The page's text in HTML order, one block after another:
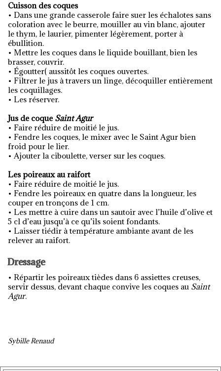
Cuisson des coques
• Dans une grande casserole faire suer les échalotes sans
coloration avec le beurre, mouiller au vin blanc, ajouter
le thym, le laurier, pimenter légèrement, porter à
ébullition.
• Mettre les coques dans le liquide bouillant, bien les
brasser, couvrir.
• Égoutter( aussitôt les coques ouvertes.
• Filtrer le jus à travers un linge, décoquiller entièrement
les coquillages.
• Les réserver.
Jus de coque Saint Agur
• Faire réduire de moitié le jus.
• Fendre les coques, le mixer avec le Saint Agur bien
froid pour le lier.
• Ajouter la ciboulette, verser sur les coques.
Les poireaux au raifort
• Faire réduire de moitié le jus.
• Fendre les poireaux en quatre dans la longueur, les
couper en tronçons de 1 cm.
• Les mettre à cuire dans un sautoir avec l’huile d’olive et
5 cl d’eau jusqu’à ce qu’ils soient fondants.
• Laisser tiédir à température ambiante avant de les
relever au raifort.
Dressage
• Répartir les poireaux tièdes dans 6 assiettes creuses,
servir dessus, devant chaque convive les coques au Saint
Agur.
Sybille Renaud